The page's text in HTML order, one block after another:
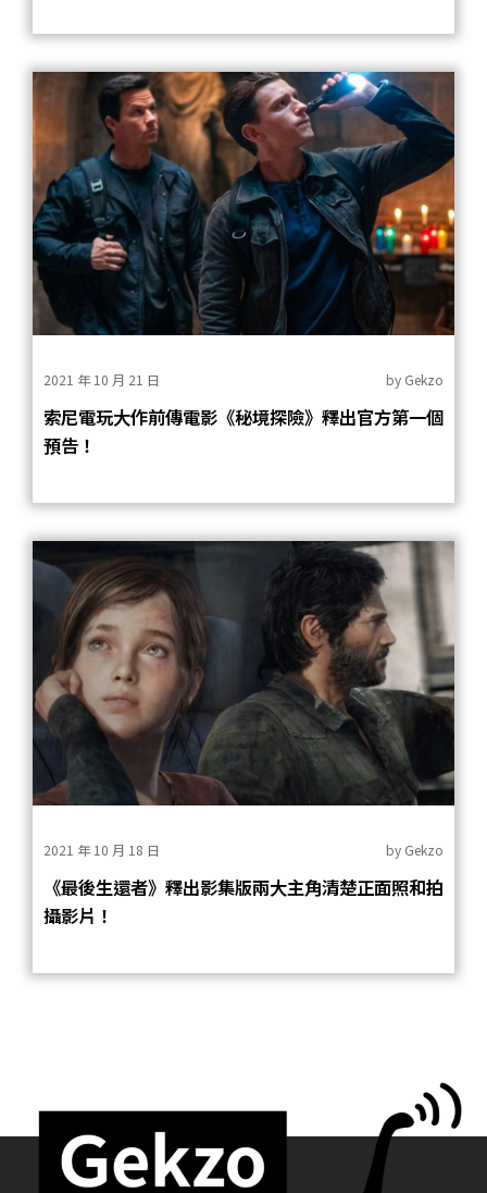
2021 年 10 月 21 日 by Gekzo
索尼電玩大作前傳電影《秘境探險》釋出官方第一個
預告！
2021 年 10 月 18 日 by Gekzo
《最後生還者》釋出影集版兩大主角清楚正面照和拍
攝影片！